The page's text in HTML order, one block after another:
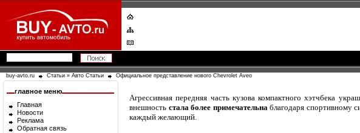
buy-avto.ru Статьи » Авто Статьи Официальное представление нового Chevrolet Aveo
главное меню
Главная
Новости
Реклама
Обратная связь
Агрессивная передняя часть кузова компактного хэтчбека
внешность стала более примечательнаблагодаря спортивному
каждый желающий.